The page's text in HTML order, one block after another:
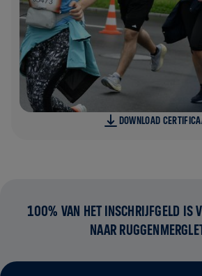
DOWNLOAD
100% VAN HET INSCHRIJFGELD IS
NAAR